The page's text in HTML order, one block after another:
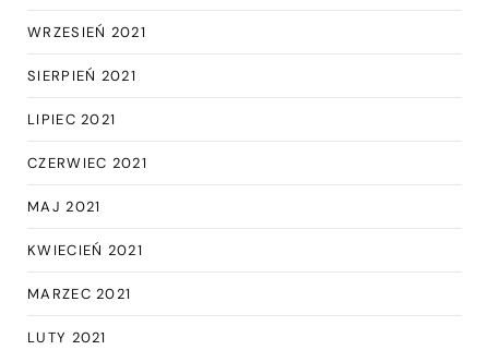
WRZESIEŃ 2021
SIERPIEŃ 2021
LIPIEC 2021
CZERWIEC 2021
MAJ 2021
KWIECIEŃ 2021
MARZEC 2021
LUTY 2021